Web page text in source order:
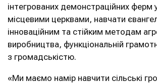
інтегрованих демонстраційних ферм
місцевими церквами, навчати
інноваційним та стійким методам
виробництва, функціональній
з громадськістю.
«Ми маємо намір навчити сільські